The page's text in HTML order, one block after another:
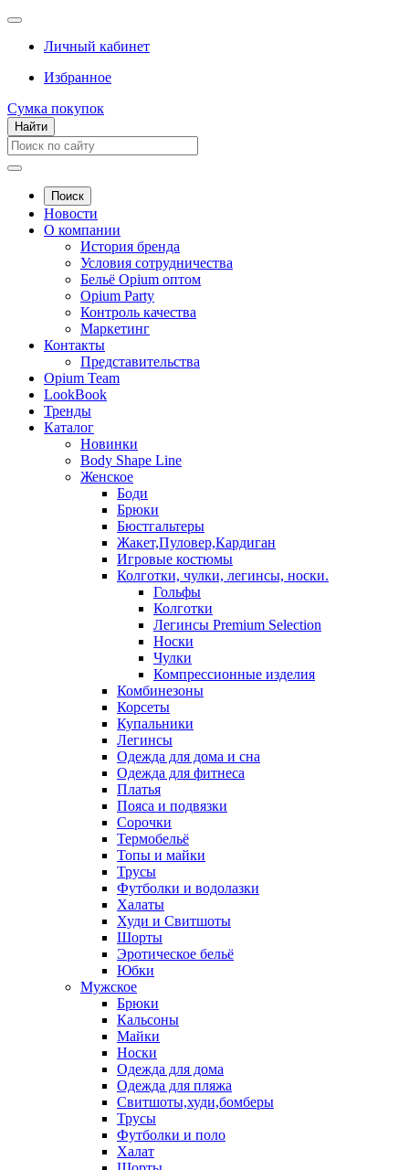
Личный кабинет
Избранное
Сумка покупок
Найти
Поиск
Новости
О компании
История бренда
Условия сотрудничества
Бельё Opium оптом
Opium Party
Контроль качества
Маркетинг
Контакты
Представительства
Opium Team
LookBook
Тренды
Каталог
Новинки
Body Shape Line
Женское
Боди
Брюки
Бюстгальтеры
Жакет,Пуловер,Кардиган
Игровые костюмы
Колготки, чулки, легинсы, носки.
Гольфы
Колготки
Легинсы Premium Selection
Носки
Чулки
Компрессионные изделия
Комбинезоны
Корсеты
Купальники
Легинсы
Одежда для дома и сна
Одежда для фитнеса
Платья
Пояса и подвязки
Сорочки
Термобельё
Топы и майки
Трусы
Футболки и водолазки
Халаты
Худи и Свитшоты
Шорты
Эротическое бельё
Юбки
Мужское
Брюки
Кальсоны
Майки
Носки
Одежда для дома
Одежда для пляжа
Свитшоты,худи,бомберы
Трусы
Футболки и поло
Халат